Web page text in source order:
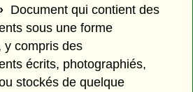
Document qui contient des
sous une forme
y compris des
écrits, photographiés,
stockés de quelque